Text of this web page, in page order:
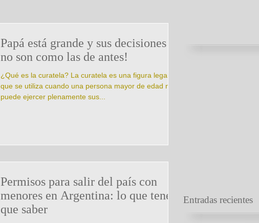
Papá está grande y sus decisiones
no son como las de antes!
¿Qué es la curatela? La curatela es una figura legal
que se utiliza cuando una persona mayor de edad no
puede ejercer plenamente sus...
Permisos para salir del país con
menores en Argentina: lo que tenés
que saber
Entradas recientes